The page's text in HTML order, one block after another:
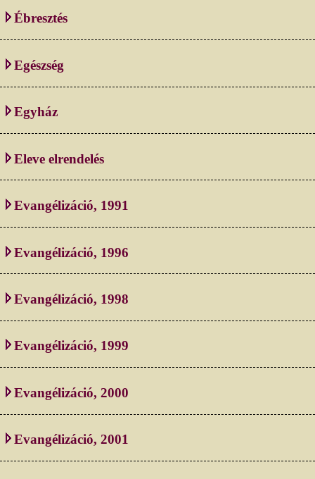
Ébresztés
Egészség
Egyház
Eleve elrendelés
Evangélizáció, 1991
Evangélizáció, 1996
Evangélizáció, 1998
Evangélizáció, 1999
Evangélizáció, 2000
Evangélizáció, 2001